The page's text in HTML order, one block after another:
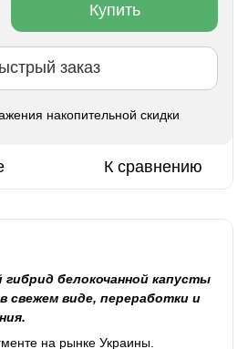
Купить
заказ
накопительной скидки
К сравнению
гибрид белокочанной капусты
свежем виде, переработки и
на рынке Украины.